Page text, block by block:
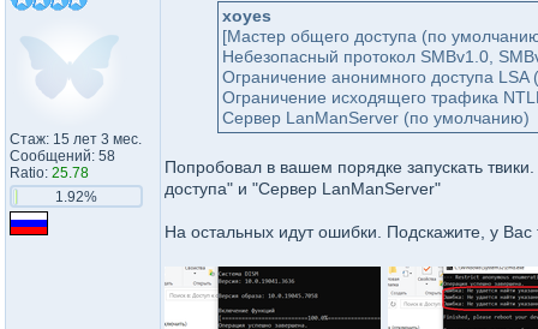
Стаж: 15 лет 3 мес.
Сообщений: 58
Ratio: 25.78
1.92%
xoyes
[Мастер общего доступа (по
Небезопасный протокол SMBv1.0,
Ограничение анонимного доступа
Ограничение исходящего трафика
Сервер LanManServer (по умолчанию)
Попробовал в вашем порядке запускать
доступа" и "Сервер LanManServer"
На остальных идут ошибки. Подскажите, у